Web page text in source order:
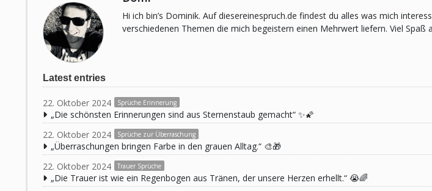
Hi ich bin’s Dominik. Auf diesereinespruch.de findest du alles was mich
verschiedenen Themen die mich begeistern einen Mehrwert liefern. Viel Spaß
Latest entries
22. Oktober 2024 Sprüche Erinnerung
„Die schönsten Erinnerungen sind aus Sternenstaub gemacht“ ✨🌠
22. Oktober 2024
Sprüche zur Überraschung
„Überraschungen bringen Farbe in den grauen Alltag.“ 🎨🎁
22. Oktober 2024
Trauer Sprüche
„Die Trauer ist wie ein Regenbogen aus Tränen, der unsere Herzen erhellt.“ 😭🌈